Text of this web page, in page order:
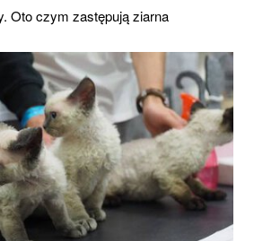
Oto czym zastępują ziarna